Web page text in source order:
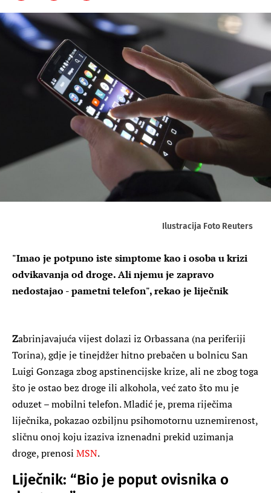
Ilustracija Foto Reuters
"Imao je potpuno iste simptome kao i osoba u krizi
odvikavanja od droge. Ali njemu je zapravo
nedostajao - pametni telefon", rekao je liječnik
Zabrinjavajuća vijest dolazi iz Orbassana (na periferiji
Torina), gdje je tinejdžer hitno prebačen u bolnicu San
Luigi Gonzaga zbog apstinencijske krize, ali ne zbog toga
što je ostao bez droge ili alkohola, već zato što mu je
oduzet – mobilni telefon. Mladić je, prema riječima
liječnika, pokazao ozbiljnu psihomotornu uznemirenost,
sličnu onoj koju izaziva iznenadni prekid uzimanja
droge, prenosi MSN.
Liječnik: “Bio je poput ovisnika o